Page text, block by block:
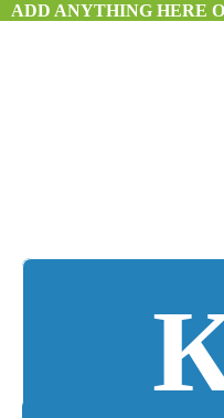
ADD ANYTHING HERE